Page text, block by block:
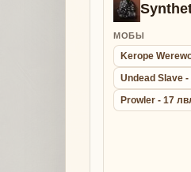
МОБЫ
Kerope
Undead Slave
Prowler - 17